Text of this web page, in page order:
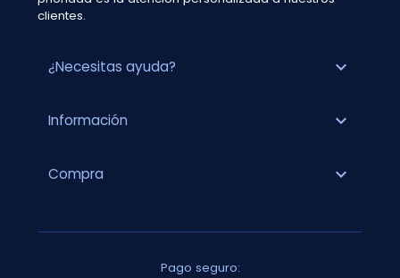
clientes.
¿Necesitas ayuda? expand_more
Información expand_more
Compra expand_more
Pago seguro: